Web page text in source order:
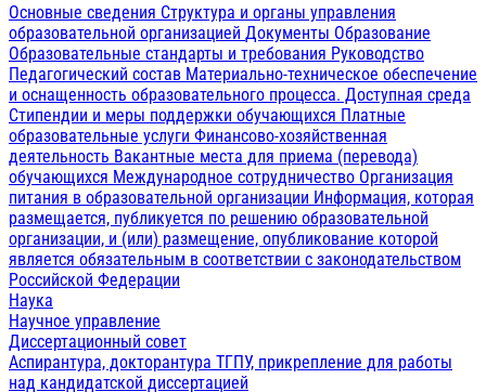
Основные сведения Структура и органы управления
образовательной организацией Документы Образование
Образовательные стандарты и требования Руководство
Педагогический состав Материально-техническое обеспечение
и оснащенность образовательного процесса. Доступная среда
Стипендии и меры поддержки обучающихся Платные
образовательные услуги Финансово-хозяйственная
деятельность Вакантные места для приема (перевода)
обучающихся Международное сотрудничество Организация
питания в образовательной организации Информация, которая
размещается, публикуется по решению образовательной
организации, и (или) размещение, опубликование которой
является обязательным в соответствии с законодательством
Российской Федерации
Наука
Научное управление
Диссертационный совет
Аспирантура, докторантура ТГПУ, прикрепление для работы
над кандидатской диссертацией